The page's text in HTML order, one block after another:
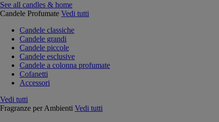
See all candles & home
Candele Profumate Vedi tutti
Candele classiche
Candele grandi
Candele piccole
Candele esclusive
Candele a colonna profumate
Cofanetti
Accessori
Vedi tutti
Fragranze per Ambienti Vedi tutti